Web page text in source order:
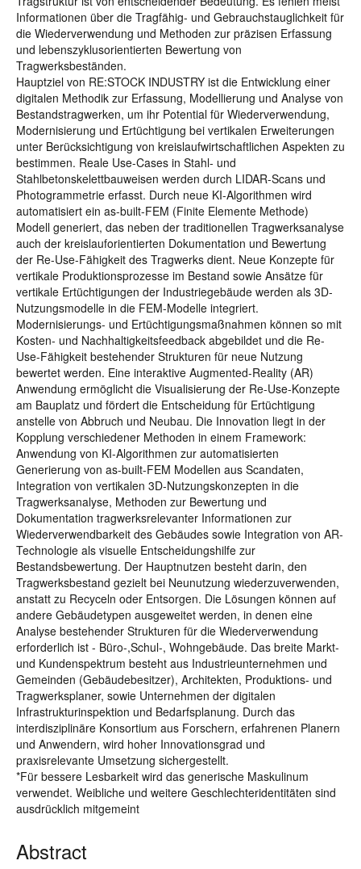
Informationen über die Tragfähig- und Gebrauchstauglichkeit für
die Wiederverwendung und Methoden zur präzisen Erfassung
und lebenszyklusorientierten Bewertung von
Tragwerksbeständen.
Hauptziel von RE:STOCK INDUSTRY ist die Entwicklung einer
digitalen Methodik zur Erfassung, Modellierung und Analyse von
Bestandstragwerken, um ihr Potential für Wiederverwendung,
Modernisierung und Ertüchtigung bei vertikalen Erweiterungen
unter Berücksichtigung von kreislaufwirtschaftlichen Aspekten zu
bestimmen. Reale Use-Cases in Stahl- und
Stahlbetonskelettbauweisen werden durch LIDAR-Scans und
Photogrammetrie erfasst. Durch neue KI-Algorithmen wird
automatisiert ein as-built-FEM (Finite Elemente Methode)
Modell generiert, das neben der traditionellen Tragwerksanalyse
auch der kreislauforientierten Dokumentation und Bewertung
der Re-Use-Fähigkeit des Tragwerks dient. Neue Konzepte für
vertikale Produktionsprozesse im Bestand sowie Ansätze für
vertikale Ertüchtigungen der Industriegebäude werden als 3D-
Nutzungsmodelle in die FEM-Modelle integriert.
Modernisierungs- und Ertüchtigungsmaßnahmen können so mit
Kosten- und Nachhaltigkeitsfeedback abgebildet und die Re-
Use-Fähigkeit bestehender Strukturen für neue Nutzung
bewertet werden. Eine interaktive Augmented-Reality (AR)
Anwendung ermöglicht die Visualisierung der Re-Use-Konzepte
am Bauplatz und fördert die Entscheidung für Ertüchtigung
anstelle von Abbruch und Neubau. Die Innovation liegt in der
Kopplung verschiedener Methoden in einem Framework:
Anwendung von KI-Algorithmen zur automatisierten
Generierung von as-built-FEM Modellen aus Scandaten,
Integration von vertikalen 3D-Nutzungskonzepten in die
Tragwerksanalyse, Methoden zur Bewertung und
Dokumentation tragwerksrelevanter Informationen zur
Wiederverwendbarkeit des Gebäudes sowie Integration von AR-
Technologie als visuelle Entscheidungshilfe zur
Bestandsbewertung. Der Hauptnutzen besteht darin, den
Tragwerksbestand gezielt bei Neunutzung wiederzuverwenden,
anstatt zu Recyceln oder Entsorgen. Die Lösungen können auf
andere Gebäudetypen ausgeweitet werden, in denen eine
Analyse bestehender Strukturen für die Wiederverwendung
erforderlich ist - Büro-,Schul-, Wohngebäude. Das breite Markt-
und Kundenspektrum besteht aus Industrieunternehmen und
Gemeinden (Gebäudebesitzer), Architekten, Produktions- und
Tragwerksplaner, sowie Unternehmen der digitalen
Infrastrukturinspektion und Bedarfsplanung. Durch das
interdisziplinäre Konsortium aus Forschern, erfahrenen Planern
und Anwendern, wird hoher Innovationsgrad und
praxisrelevante Umsetzung sichergestellt.
*Für bessere Lesbarkeit wird das generische Maskulinum
verwendet. Weibliche und weitere Geschlechteridentitäten sind
ausdrücklich mitgemeint
Abstract